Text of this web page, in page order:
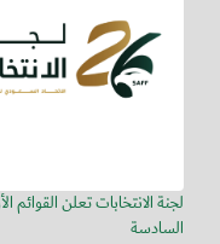
لجنة الانتخابات تعلن القوائم
السادسة